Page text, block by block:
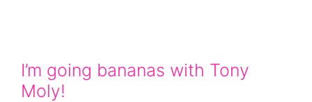
I’m going bananas with Tony
Moly!